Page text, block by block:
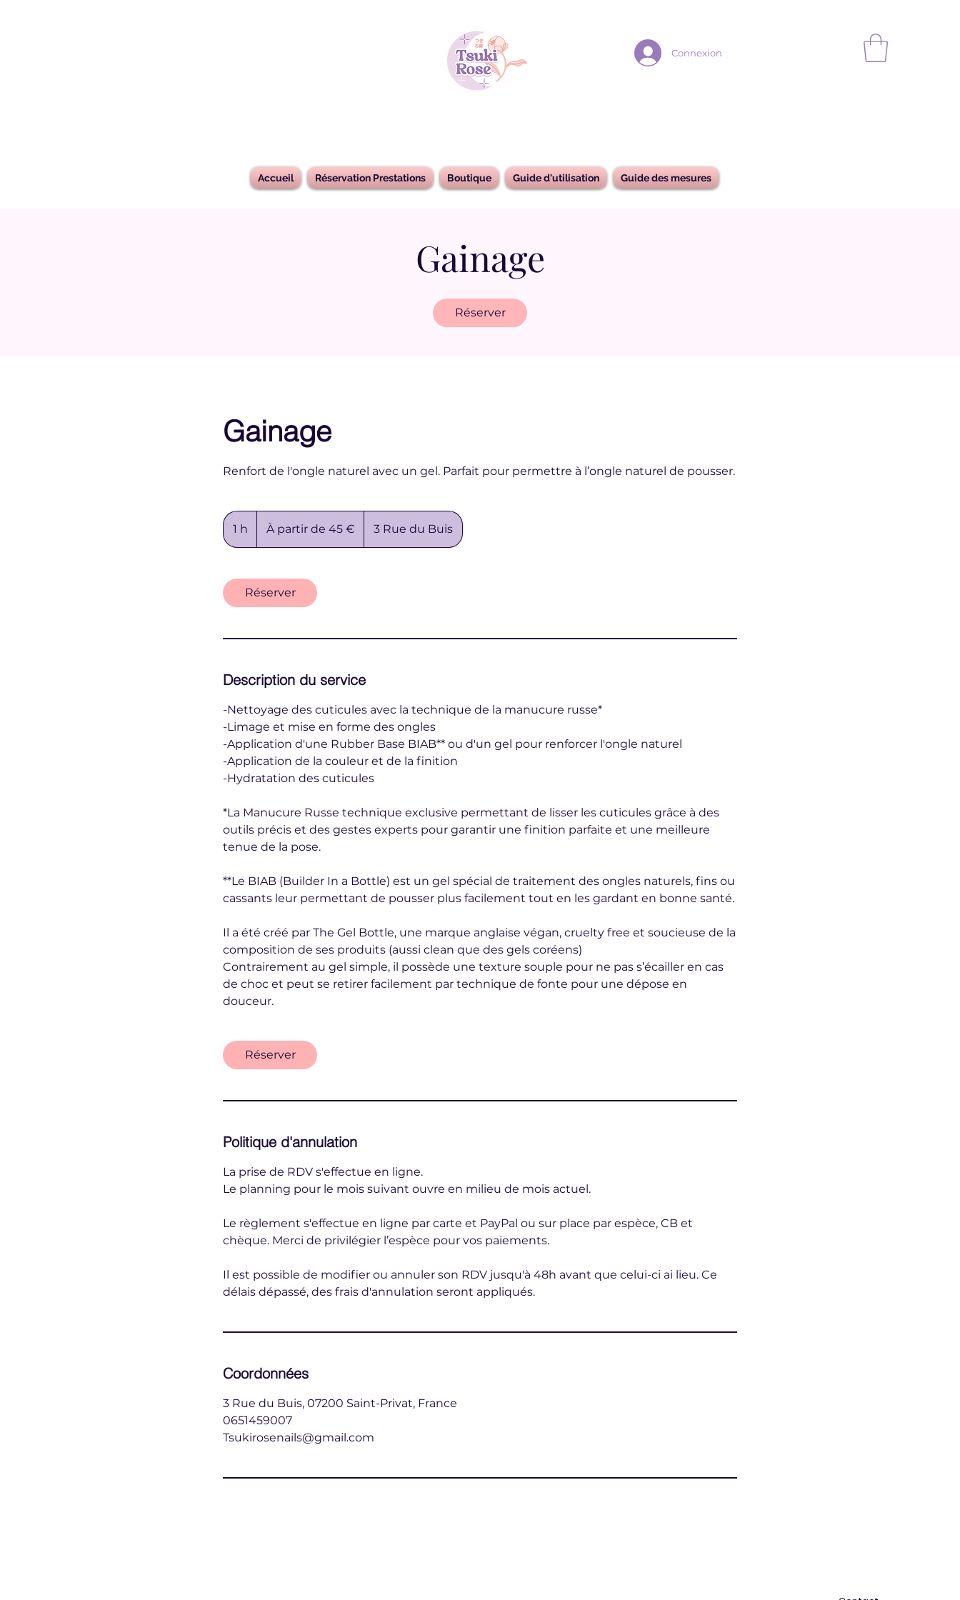
Connexion
Accueil Réservation Prestations Boutique Guide d'utilisation Guide des mesures
Gainage
Réserver
Gainage
Renfort de l'ongle naturel avec un gel. Parfait pour permettre à l’ongle naturel de pousser.
1 h
partir
euros
À partir de 45 € 3 Rue du Buis
Réserver
Description du service
-Nettoyage des cuticules avec la technique de la manucure russe*
-Limage et mise en forme des ongles
-Application d'une Rubber Base BIAB** ou d'un gel pour renforcer l'ongle naturel
-Application de la couleur et de la finition
-Hydratation des cuticules
*La Manucure Russe technique exclusive permettant de lisser les cuticules grâce à des
outils précis et des gestes experts pour garantir une finition parfaite et une meilleure
tenue de la pose.
**Le BIAB (Builder In a Bottle) est un gel spécial de traitement des ongles naturels, fins ou
cassants leur permettant de pousser plus facilement tout en les gardant en bonne santé.
Il a été créé par The Gel Bottle, une marque anglaise végan, cruelty free et soucieuse de la
composition de ses produits (aussi clean que des gels coréens)
Contrairement au gel simple, il possède une texture souple pour ne pas s’écailler en cas
de choc et peut se retirer facilement par technique de fonte pour une dépose en
douceur.
Réserver
Politique d'annulation
La prise de RDV s'effectue en ligne.
Le planning pour le mois suivant ouvre en milieu de mois actuel.
Le règlement s'effectue en ligne par carte et PayPal ou sur place par espèce, CB et
chèque. Merci de privilégier l’espèce pour vos paiements.
Il est possible de modifier ou annuler son RDV jusqu'à 48h avant que celui-ci ai lieu. Ce
délais dépassé, des frais d'annulation seront appliqués.
Coordonnées
3 Rue du Buis, 07200 Saint-Privat, France
0651459007
Tsukirosenails@gmail.com